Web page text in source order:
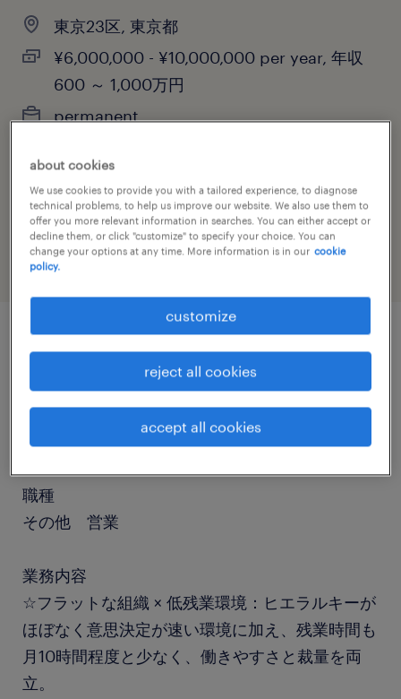
東京23区, 東京都
¥6,000,000 - ¥10,000,000 per year, 年収
600 ～ 1,000万円
permanent
job category
sales
job details
社名
社名非公開
職種
その他 営業
業務内容
☆フラットな組織 × 低残業環境：ヒエラルキーが
ほぼなく意思決定が速い環境に加え、残業時間も
月10時間程度と少なく、働きやすさと裁量を両
立。
about cookies
We use cookies to provide you with a tailored experience, to diagnose
technical problems, to help us improve our website. We also use them to
offer you more relevant information in searches. You can either accept or
decline them, or click "customize" to specify your choice. You can
change your options at any time. More information is in our cookie
policy.
customize
reject all cookies
accept all cookies